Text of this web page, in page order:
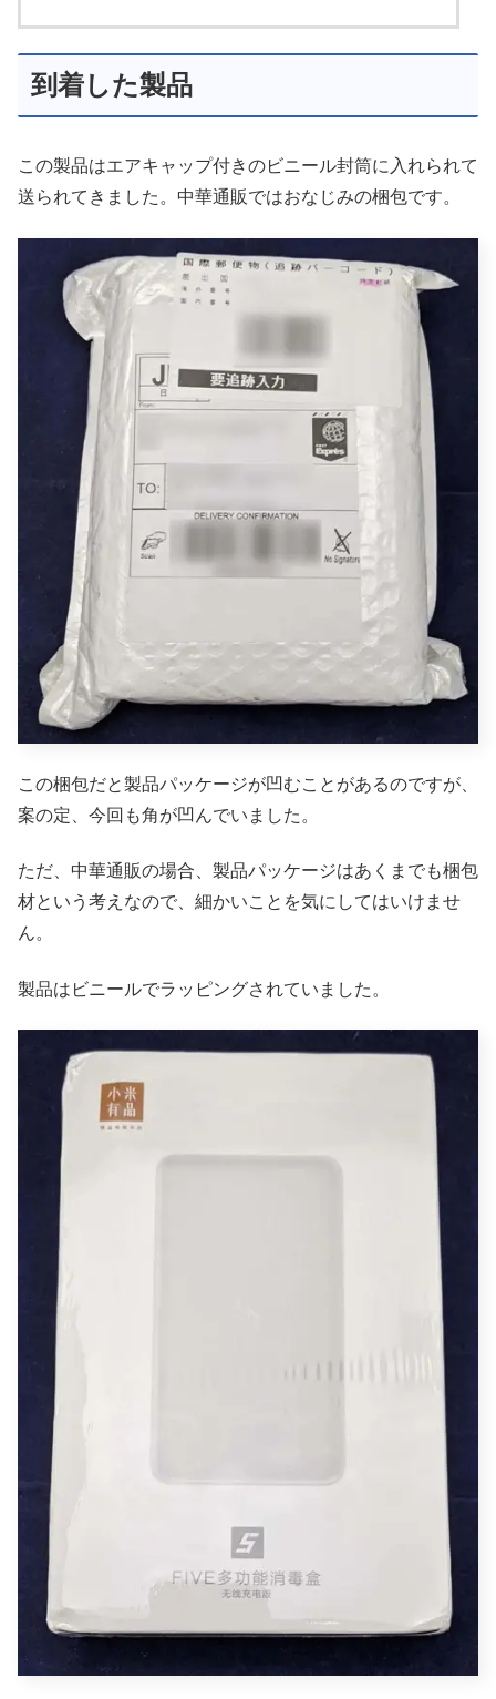
到着した製品
この製品はエアキャップ付きのビニール封筒に入れられて
送られてきました。中華通販ではおなじみの梱包です。
この梱包だと製品パッケージが凹むことがあるのですが、
案の定、今回も角が凹んでいました。
ただ、中華通販の場合、製品パッケージはあくまでも梱包
材という考えなので、細かいことを気にしてはいけませ
ん。
製品はビニールでラッピングされていました。